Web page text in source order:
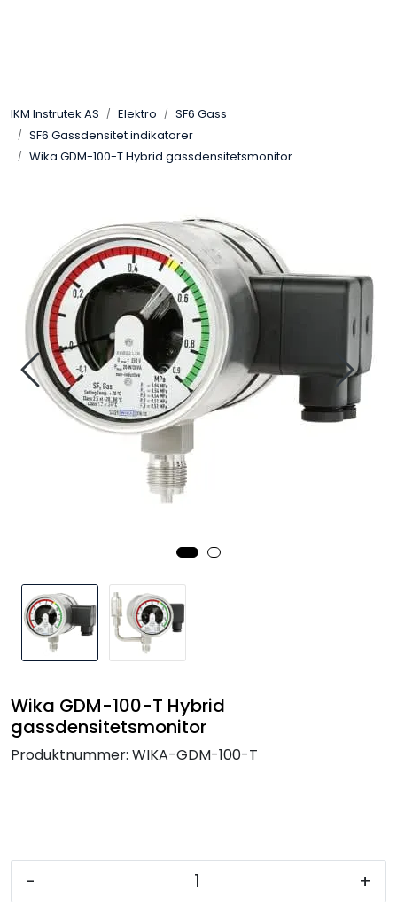
IKM Instrutek AS Elektro
SF6 Gass
SF6 Gassdensitet indikatorer
Wika GDM-100-T Hybrid gassdensitetsmonitor
Wika GDM-100-T Hybrid
gassdensitetsmonitor
Produktnummer: WIKA-GDM-100-T
- +
Elektro
Frekvensomformere
Miljø og sikkerhet
Kalibratorer
Termografi
Maskinvern & Instrumentering
Tilbehør
Kampanjer
Outlet